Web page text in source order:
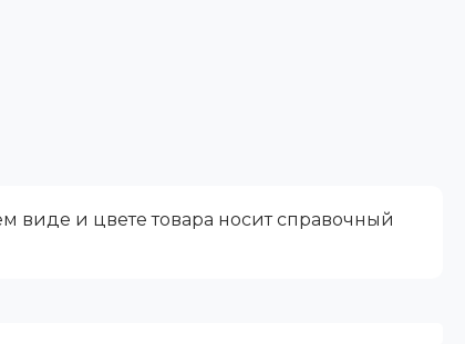
виде и цвете товара носит справочный